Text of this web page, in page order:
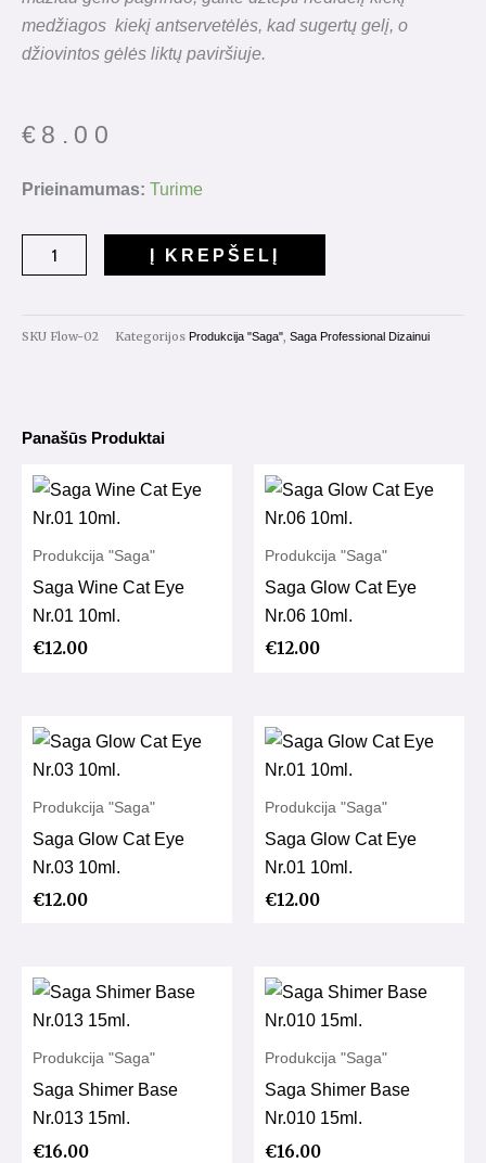
medžiagos kiekį antservetėlės, kad sugertų gelį, o
džiovintos gėlės liktų paviršiuje.
€ 8.00
Prieinamumas: Turime
produkto
Professional
Gel
Į KREPŠELĮ
SKU Flow-02 Kategorijos Produkcija "Saga", Saga Professional Dizainui
Panašūs Produktai
Produkcija "Saga"
Saga Wine Cat Eye
Nr.01 10ml.
€12.00
Produkcija "Saga"
Saga Glow Cat Eye
Nr.06 10ml.
€12.00
Produkcija "Saga"
Saga Glow Cat Eye
Nr.03 10ml.
€12.00
Produkcija "Saga"
Saga Glow Cat Eye
Nr.01 10ml.
€12.00
Produkcija "Saga"
Saga Shimer Base
Nr.013 15ml.
€16.00
Produkcija "Saga"
Saga Shimer Base
Nr.010 15ml.
€16.00